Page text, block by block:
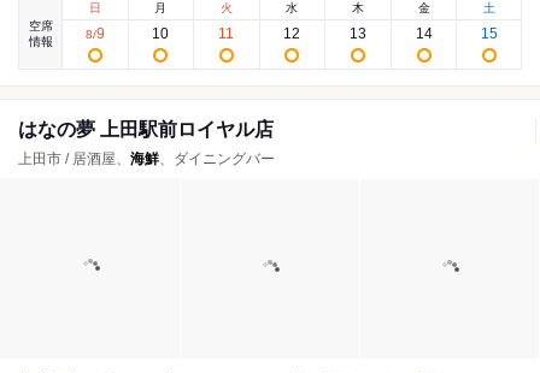
空席
情報
日
8/9
月
10
火
11
水
12
木
13
金
14
土
15
はなの夢 上田駅前ロイヤル店
上田市 / 居酒屋、 海鮮、ダイニングバー